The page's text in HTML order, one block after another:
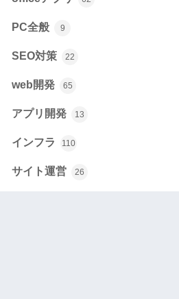
PC全般 9
SEO対策 22
web開発 65
アプリ開発 13
インフラ 110
サイト運営 26